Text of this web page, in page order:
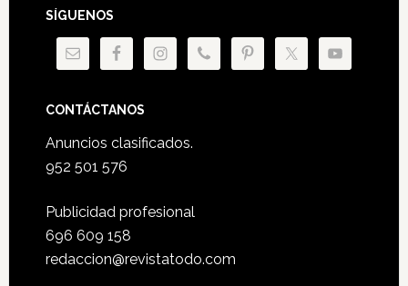
SÍGUENOS
CONTÁCTANOS
Anuncios clasificados.
952 501 576
Publicidad profesional
696 609 158
redaccion@revistatodo.com